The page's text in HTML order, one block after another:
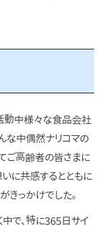
動中様々な食品会社
な中偶然ナリコマの
ご高齢者の皆さまに
いに共感するとともに
きっかけでした。
で、特に365日サイ